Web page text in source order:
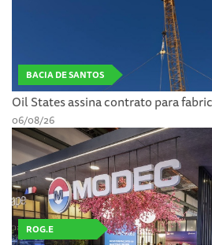
BACIA DE SANTOS
Oil States assina contrato para
06/08/26
ROG.E